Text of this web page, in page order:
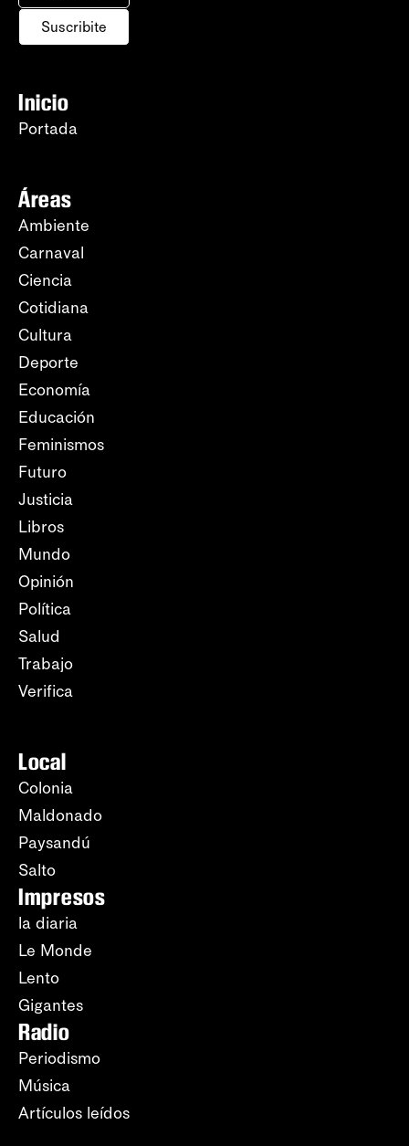
Suscribite
Inicio
Portada
Áreas
Ambiente
Carnaval
Ciencia
Cotidiana
Cultura
Deporte
Economía
Educación
Feminismos
Futuro
Justicia
Libros
Mundo
Opinión
Política
Salud
Trabajo
Verifica
Local
Colonia
Maldonado
Paysandú
Salto
Impresos
la diaria
Le Monde
Lento
Gigantes
Radio
Periodismo
Música
Artículos leídos